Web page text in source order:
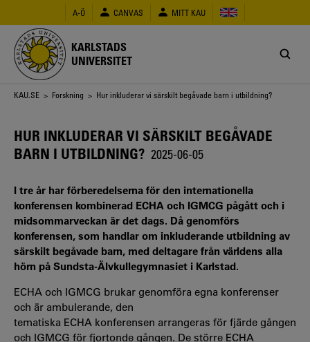
huvudinnehåll
A-Ö CANVAS MITT KAU
KARLSTADS
UNIVERSITET
Länkstig
KAU.SE > Forskning > Hur inkluderar vi särskilt begåvade barn i utbildning?
HUR INKLUDERAR VI SÄRSKILT BEGÅVADE
BARN I UTBILDNING? 2025-06-05
I tre år har förberedelserna för den internationella
konferensen kombinerad ECHA och IGMCG pågått och i
midsommarveckan är det dags. Då genomförs
konferensen, som handlar om inkluderande utbildning av
särskilt begåvade barn, med deltagare från världens alla
hörn på Sundsta-Älvkullegymnasiet i Karlstad.
ECHA och IGMCG brukar genomföra egna konferenser
och är ambulerande, den
tematiska ECHA konferensen arrangeras för fjärde gången
och IGMCG för fjortonde gången. De större ECHA